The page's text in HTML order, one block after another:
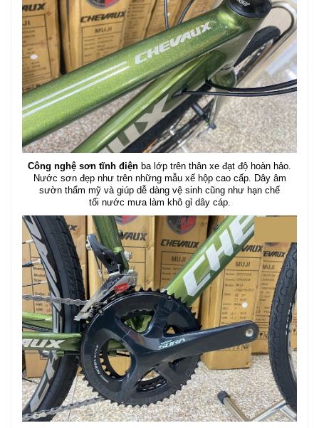
Công nghệ sơn tĩnh điện ba lớp trên thân xe đạt độ hoàn hảo.
Nước sơn đẹp như trên những mẫu xế hộp cao cấp. Dây âm
sườn thẩm mỹ và giúp dễ dàng vệ sinh cũng như hạn chế
tối nước mưa làm khô gỉ dây cáp.